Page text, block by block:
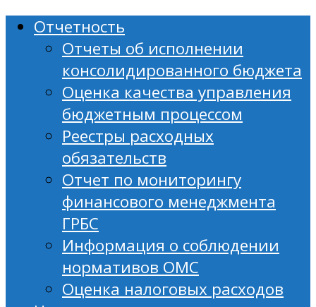
Отчетность
Отчеты об исполнении
консолидированного бюджета
Оценка качества управления
бюджетным процессом
Реестры расходных
обязательств
Отчет по мониторингу
финансового менеджмента
ГРБС
Информация о соблюдении
нормативов ОМС
Оценка налоговых расходов